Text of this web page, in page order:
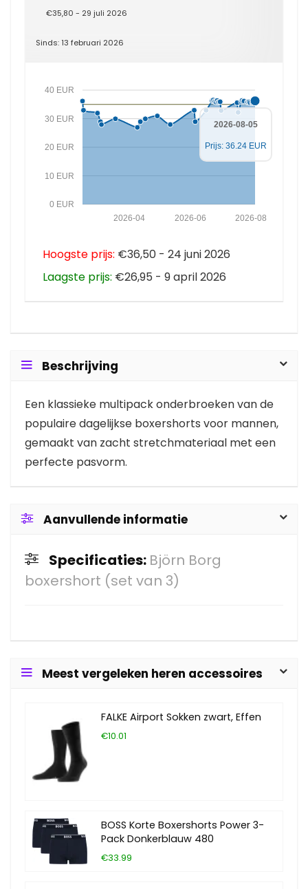
€35,80 - 29 juli 2026
Sinds: 13 februari 2026
0 EUR
10 EUR
20 EUR
30 EUR
40 EUR
2026-08
2026-06
2026-04
2026-08-05
Prijs: 36.24 EUR
Hoogste prijs: €36,50 - 24 juni 2026
Laagste prijs: €26,95 - 9 april 2026
Beschrijving
Een klassieke multipack onderbroeken van de
populaire dagelijkse boxershorts voor mannen,
gemaakt van zacht stretchmateriaal met een
perfecte pasvorm.
Aanvullende informatie
Specificaties: Björn Borg
boxershort (set van 3)
Meest vergeleken heren accessoires
FALKE Airport Sokken zwart, Effen
€10.01
BOSS Korte Boxershorts Power 3-
Pack Donkerblauw 480
€33.99